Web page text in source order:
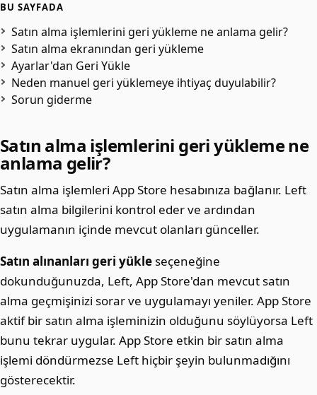
BU SAYFADA
Satın alma işlemlerini geri yükleme ne anlama gelir?
Satın alma ekranından geri yükleme
Ayarlar'dan Geri Yükle
Neden manuel geri yüklemeye ihtiyaç duyulabilir?
Sorun giderme
Satın alma işlemlerini geri yükleme ne
anlama gelir?
Satın alma işlemleri App Store hesabınıza bağlanır. Left
satın alma bilgilerini kontrol eder ve ardından
uygulamanın içinde mevcut olanları günceller.
Satın alınanları geri yükle seçeneğine
dokunduğunuzda, Left, App Store'dan mevcut satın
alma geçmişinizi sorar ve uygulamayı yeniler. App Store
aktif bir satın alma işleminizin olduğunu söylüyorsa Left
bunu tekrar uygular. App Store etkin bir satın alma
işlemi döndürmezse Left hiçbir şeyin bulunmadığını
gösterecektir.